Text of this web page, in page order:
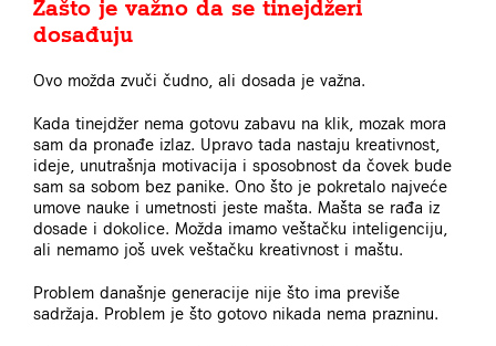
Zašto je važno da se tinejdžeri
dosađuju
Ovo možda zvuči čudno, ali dosada je važna.
Kada tinejdžer nema gotovu zabavu na klik, mozak mora
sam da pronađe izlaz. Upravo tada nastaju kreativnost,
ideje, unutrašnja motivacija i sposobnost da čovek bude
sam sa sobom bez panike. Ono što je pokretalo najveće
umove nauke i umetnosti jeste mašta. Mašta se rađa iz
dosade i dokolice. Možda imamo veštačku inteligenciju,
ali nemamo još uvek veštačku kreativnost i maštu.
Problem današnje generacije nije što ima previše
sadržaja. Problem je što gotovo nikada nema prazninu.